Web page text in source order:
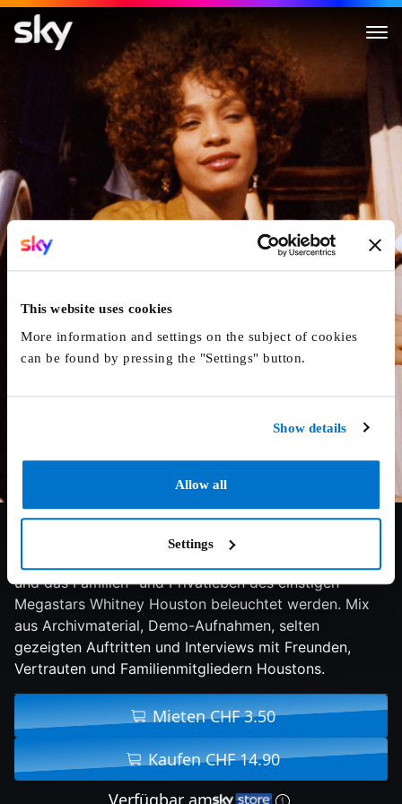
This website uses cookies
More information and settings on the subject of cookies
can be found by pressing the "Settings" button.
Show details
Allow all
Settings
Whitney
7.3/10 2018 120 min Doku
und das Familien- und Privatleben des einstigen
Megastars Whitney Houston beleuchtet werden. Mix
aus Archivmaterial, Demo-Aufnahmen, selten
gezeigten Auftritten und Interviews mit Freunden,
Vertrauten und Familienmitgliedern Houstons.
Mieten CHF 3.50
Kaufen CHF 14.90
Verfügbar am